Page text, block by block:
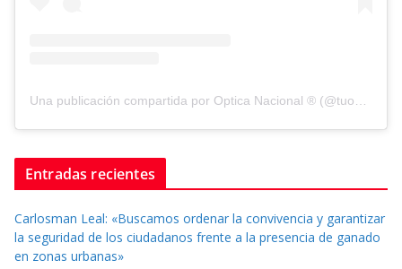
Una publicación compartida por Optica Nacional ® (@tuopticanacional)
Entradas recientes
Carlosman Leal: «Buscamos ordenar la convivencia y garantizar
la seguridad de los ciudadanos frente a la presencia de ganado
en zonas urbanas»